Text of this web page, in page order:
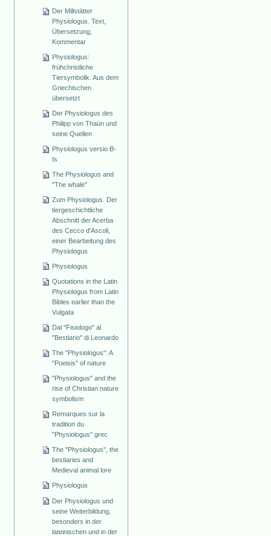
Der Millstätter
Physiologus. Text,
Übersetzung,
Kommentar
Physiologus:
frühchristliche
Tiersymbolik. Aus dem
Griechischen
übersetzt
Der Physiologus des
Philipp von Thaün und
seine Quellen
Physiologus versio B-
Is
The Physiologus and
"The whale"
Zum Physiologus. Der
tiergeschichtliche
Abschnitt der Acerba
des Cecco d'Ascoli,
einer Bearbeitung des
Physiologus
Physiologus
Quotations in the Latin
Physiologus from Latin
Bibles earlier than the
Vulgata
Dal "Fisiologo" al
"Bestiario" di Leonardo
The "Physiologus": A
"Poeisis" of nature
"Physiologus" and the
rise of Christian nature
symbolism
Remarques sur la
tradition du
"Physiologus" grec
The "Physiologus", the
bestiaries and
Medieval animal lore
Physiologus
Der Physiologus und
seine Weiterbildung,
besonders in der
lateinischen und in der